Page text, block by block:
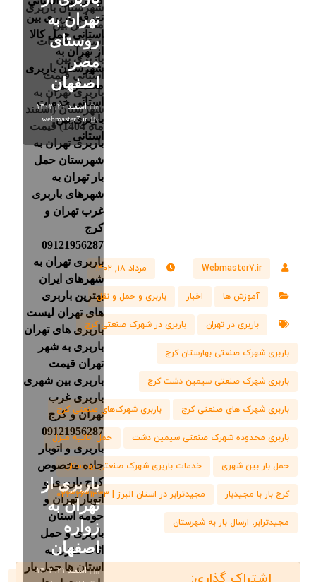
باربری از
تهران به
زواره
اصفهان
On اسفند ۲۱, ۱۴۰۴
تهران به
روستای
مصر
اصفهان
On اسفند ۲۰, ۱۴۰۴
By
webmaster7.ir
Webmaster7.ir مرداد ۱۸, ۱۴۰۲
آموزش ها اخبار باربری و حمل و نقل
باربری در تهران باربری در شهرک صنعتی کرج
باربری شهرک صنعتی بهارستان کرج
باربری شهرک صنعتی سیمین دشت کرج
باربری شهرک های صنعتی کرج باربری شهرک‌های صنعتی کرج
باربری محدوده شهرک صنعتی سیمین دشت حمل اثاثیه منزل
حمل بار بین شهری خدمات باربری شهرک صنعتی بهارستان
کرج بار با مجیدبار مجیدترابر در استان البرز | ۰۲۶۳۶۶۳۱۳۳۳
مجیدترابر، ارسال بار به شهرستان